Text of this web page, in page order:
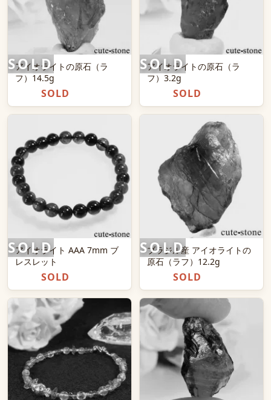
アイオライトの原石（ラ
フ）14.5g
アイオライトの原石（ラ
フ）3.2g
アイオライト AAA 7mm ブ
レスレット
ブラジル産 アイオライトの
原石（ラフ）12.2g